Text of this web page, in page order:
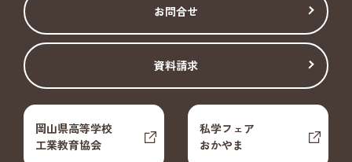
お問合せ
資料請求
岡山県高等学校
工業教育協会
私学フェア
おかやま